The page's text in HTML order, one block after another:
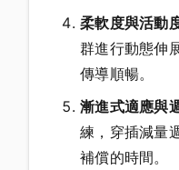
柔軟度與活動
群進行動態伸
傳導順暢。
漸進式適應與
練，穿插減量
補償的時間。